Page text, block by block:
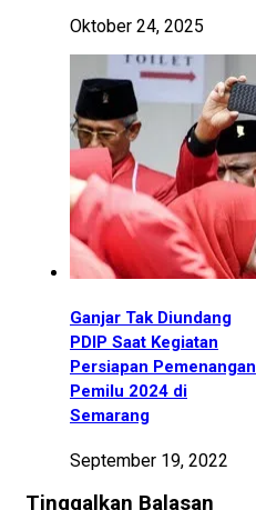
Oktober 24, 2025
Ganjar Tak Diundang
PDIP Saat Kegiatan
Persiapan Pemenangan
Pemilu 2024 di
Semarang
September 19, 2022
Tinggalkan Balasan